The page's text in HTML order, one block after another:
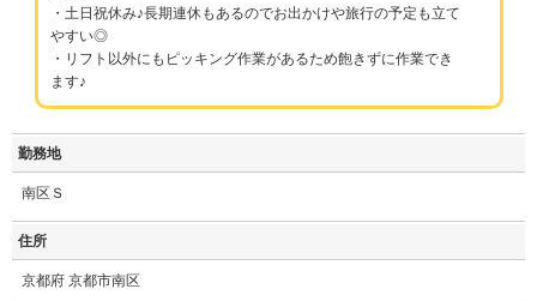
・土日祝休み♪長期連休もあるのでお出かけや旅行の予定も立て
やすい◎
・リフト以外にもピッキング作業があるため飽きずに作業でき
ます♪
勤務地
南区Ｓ
住所
京都府 京都市南区